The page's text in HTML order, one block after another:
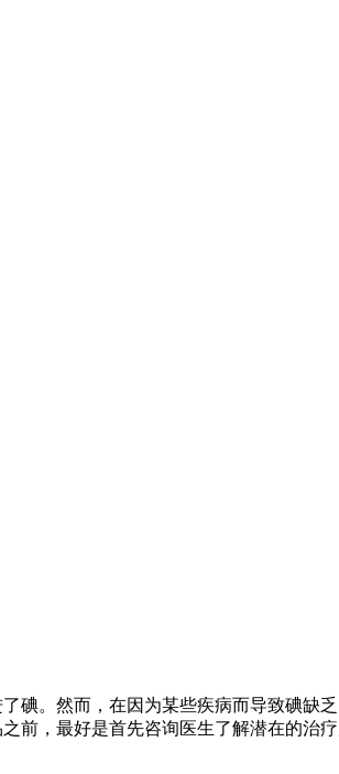
碘。然而，在因为某些疾病而导致碘缺
前，最好是首先咨询医生了解潜在的治